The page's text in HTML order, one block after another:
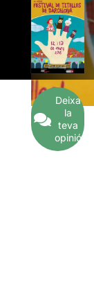
Deixa
la
teva
opinió